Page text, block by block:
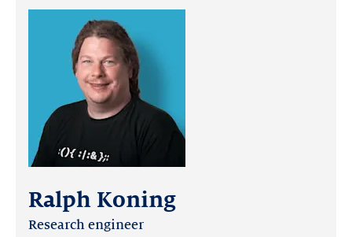
Ralph Koning
Research engineer